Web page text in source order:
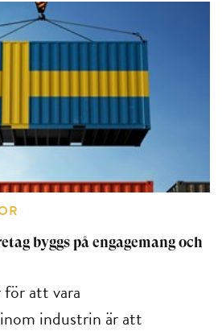
byggs på engagemang och
för att vara
industrin är att